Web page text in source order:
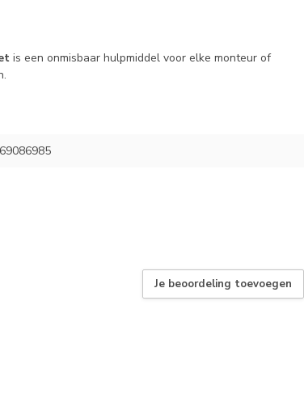
is een onmisbaar hulpmiddel voor elke monteur of
Je beoordeling toevoegen